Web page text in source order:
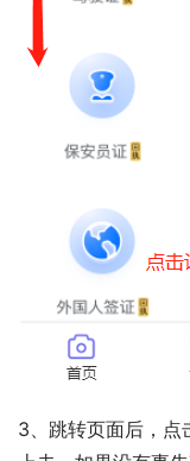
3、跳转页面后，点